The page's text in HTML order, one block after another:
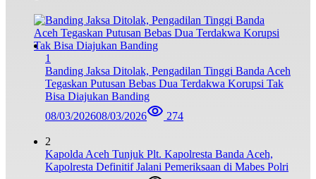
1
Banding Jaksa Ditolak, Pengadilan Tinggi Banda Aceh
Tegaskan Putusan Bebas Dua Terdakwa Korupsi Tak
Bisa Diajukan Banding
08/03/202608/03/2026 274
2
Kapolda Aceh Tunjuk Plt. Kapolresta Banda Aceh,
Kapolresta Definitif Jalani Pemeriksaan di Mabes Polri